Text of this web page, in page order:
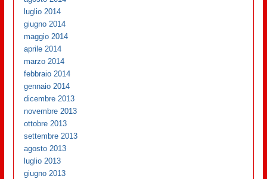
luglio 2014
giugno 2014
maggio 2014
aprile 2014
marzo 2014
febbraio 2014
gennaio 2014
dicembre 2013
novembre 2013
ottobre 2013
settembre 2013
agosto 2013
luglio 2013
giugno 2013